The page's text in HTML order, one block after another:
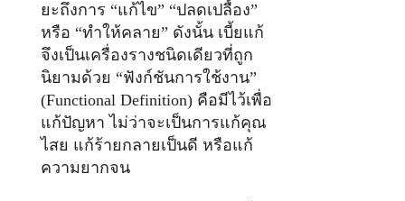
ยะถึงการ “แก้ไข” “ปลดเปลื้อง”
หรือ “ทำให้คลาย” ดังนั้น เบี้ยแก้
จึงเป็นเครื่องรางชนิดเดียวที่ถูก
นิยามด้วย “ฟังก์ชันการใช้งาน”
(Functional Definition) คือมีไว้เพื่อ
แก้ปัญหา ไม่ว่าจะเป็นการแก้คุณ
ไสย แก้ร้ายกลายเป็นดี หรือแก้
ความยากจน